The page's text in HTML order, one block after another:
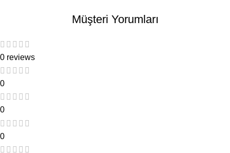
Müşteri Yorumları
0 reviews
0
0
0